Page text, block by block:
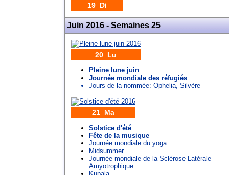
19 Di
Juin 2016 - Semaines 25
20 Lu
Pleine lune juin
Journée mondiale des réfugiés
Jours de la nommée: Ophelia, Silvère
21 Ma
Solstice d'été
Fête de la musique
Journée mondiale du yoga
Midsummer
Journée mondiale de la Sclérose Latérale
Amyotrophique